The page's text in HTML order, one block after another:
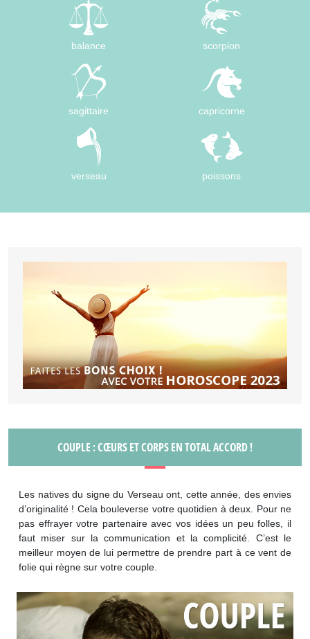
balance scorpion
sagittaire capricorne
verseau poissons
COUPLE : CŒURS ET CORPS EN TOTAL ACCORD !
Les natives du signe du Verseau ont, cette année, des envies
d’originalité ! Cela bouleverse votre quotidien à deux. Pour ne
pas effrayer votre partenaire avec vos idées un peu folles, il
faut miser sur la communication et la complicité. C’est le
meilleur moyen de lui permettre de prendre part à ce vent de
folie qui règne sur votre couple.